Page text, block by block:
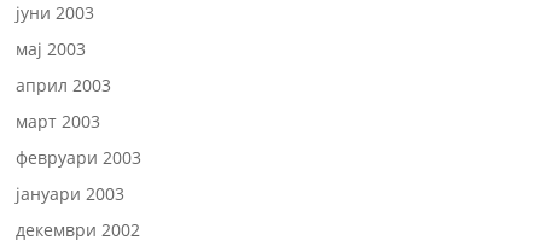
јуни 2003
мај 2003
април 2003
март 2003
февруари 2003
јануари 2003
декември 2002